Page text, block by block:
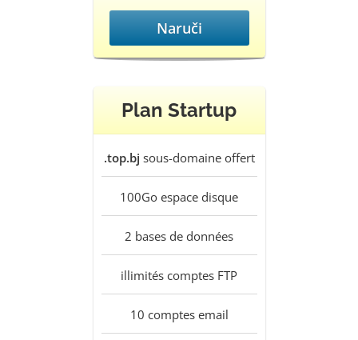
Naruči
Plan Startup
.top.bj sous-domaine offert
100Go espace disque
2 bases de données
illimités comptes FTP
10 comptes email